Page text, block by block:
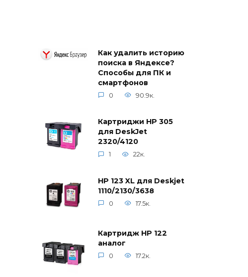
Как удалить историю
поиска в Яндексе?
Способы для ПК и
смартфонов
0 90.9к.
Картриджи HP 305
для DeskJet
2320/4120
1 22к.
HP 123 XL для Deskjet
1110/2130/3638
0 17.5к.
Картридж HP 122
аналог
0 17.2к.